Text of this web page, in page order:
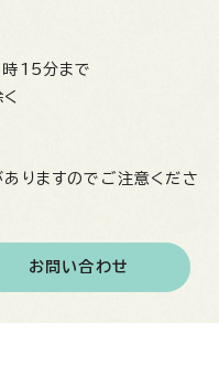
15分まで
りますのでご注意くださ
お問い合わせ